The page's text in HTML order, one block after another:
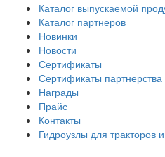
Каталог выпускаемой
Каталог партнеров
Новинки
Новости
Сертификаты
Сертификаты партнерства
Награды
Прайс
Контакты
Гидроузлы для тракторов